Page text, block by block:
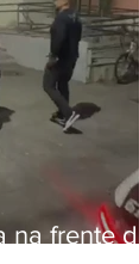
na frente de